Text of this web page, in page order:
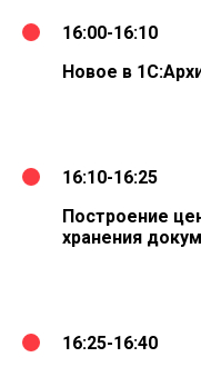
16:00-16:10
Новое в
16:10-16:25
Построение
хранения
16:25-16:40